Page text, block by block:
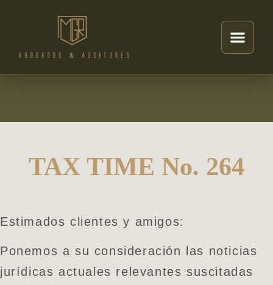
TAX TIME No. 264
Estimados clientes y amigos:
Ponemos a su consideración las noticias
jurídicas actuales relevantes suscitadas